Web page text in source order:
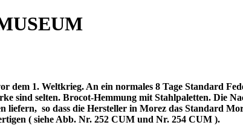
dem 1. Weltkrieg. An ein normales 8 Tage Standard
sind selten. Brocot-Hemmung mit Stahlpaletten. Die
liefern, so dass die Hersteller in Morez das Standard
( siehe Abb. Nr. 252 CUM und Nr. 254 CUM ).